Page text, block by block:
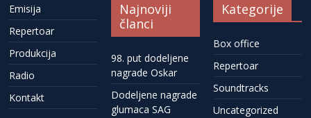
Emisija
Repertoar
Produkcija
Radio
Kontakt
Najnoviji
članci
98. put dodeljene
nagrade Oskar
Dodeljene nagrade
glumaca SAG
Kategorije
Box office
Repertoar
Soundtracks
Uncategorized